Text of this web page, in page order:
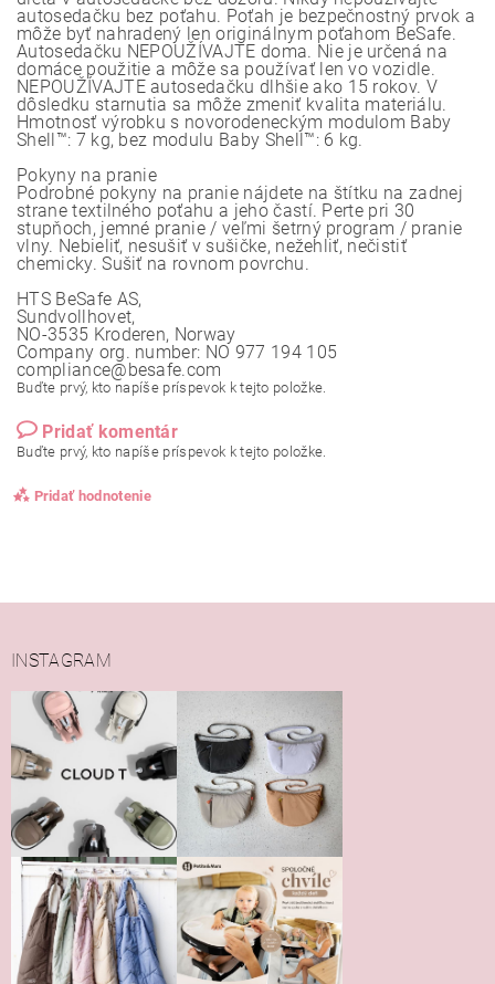
autosedačku bez poťahu. Poťah je bezpečnostný prvok a
môže byť nahradený len originálnym poťahom BeSafe.
Autosedačku NEPOUŽÍVAJTE doma. Nie je určená na
domáce použitie a môže sa používať len vo vozidle.
NEPOUŽÍVAJTE autosedačku dlhšie ako 15 rokov. V
dôsledku starnutia sa môže zmeniť kvalita materiálu.
Hmotnosť výrobku s novorodeneckým modulom Baby
Shell™: 7 kg, bez modulu Baby Shell™: 6 kg.
Pokyny na pranie
Podrobné pokyny na pranie nájdete na štítku na zadnej
strane textilného poťahu a jeho častí. Perte pri 30
stupňoch, jemné pranie / veľmi šetrný program / pranie
vlny. Nebieliť, nesušiť v sušičke, nežehliť, nečistiť
chemicky. Sušiť na rovnom povrchu.
HTS BeSafe AS,
Sundvollhovet,
NO-3535 Kroderen, Norway
Company org. number: NO 977 194 105
compliance@besafe.com
Buďte prvý, kto napíše príspevok k tejto položke.
Pridať komentár
Buďte prvý, kto napíše príspevok k tejto položke.
Pridať hodnotenie
Vložením hodnotenie súhlasíte s
podmienkami ochrany
osobných údajov
INSTAGRAM